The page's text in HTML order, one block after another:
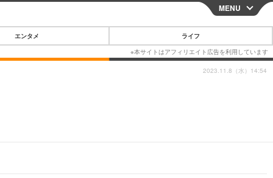
CLOSE
MENU
エンタメ ライフ
2023.11.8（水）14:54